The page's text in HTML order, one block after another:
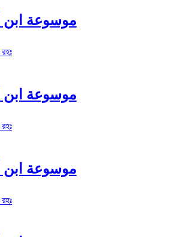
موسوعة ابن
موسوعة ابن
موسوعة ابن